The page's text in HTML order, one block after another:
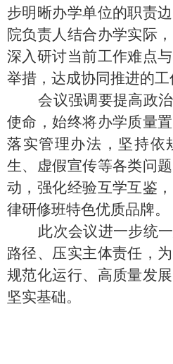
步明晰办学单位的职责
院负责人结合办学实际
深入研讨当前工作难点
举措，达成协同推进的工
会议强调要提高政治
使命，始终将办学质量
落实管理办法，坚持依
生、虚假宣传等各类问
动，强化经验互学互鉴
律研修班特色优质品牌。
此次会议进一步统一
路径、压实主体责任，
规范化运行、高质量发
坚实基础。